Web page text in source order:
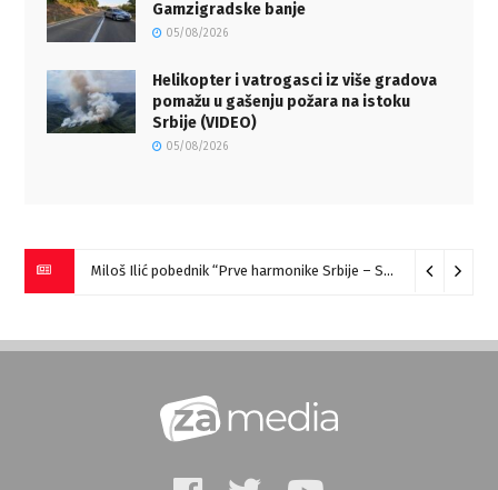
Gamzigradske banje
05/08/2026
Helikopter i vatrogasci iz više gradova
pomažu u gašenju požara na istoku
Srbije (VIDEO)
05/08/2026
Miloš Ilić pobednik “Prve harmonike Srbije – Sokobanja” (VIDEO)